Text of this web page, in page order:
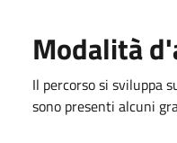
Modalità
Il percorso si sviluppa
sono presenti alcuni